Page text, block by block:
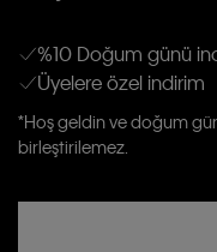
Kişiye özel ticari elektronik
Aydınlatma Metni’ni
Calvin Klein tarafından
rızam vardır
%10 Doğum günü
Üyelere özel indirim
*Hoş geldin ve doğum
birleştirilemez.